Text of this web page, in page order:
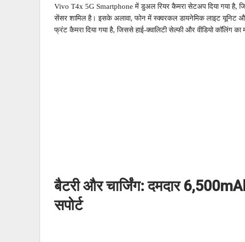
Vivo T4x 5G Smartphone में डुअल रियर कैमरा सेटअप दिया गया है,
सेंसर शामिल है। इसके अलावा, फोन में स्क्वरकल डायनेमिक लाइट यूनिट
फ्रंट कैमरा दिया गया है, जिससे हाई-क्वालिटी सेल्फी और वीडियो कॉलिंग का
बैटरी और चार्जिंग: दमदार
सपोर्ट